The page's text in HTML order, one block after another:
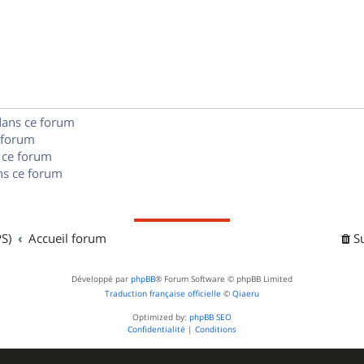
e
ce forum
forum
ce forum
Accueil forum
Développé par phpBB® Forum Software © phpBB Limited
Traduction française officielle © Qiaeru
Optimized by: phpBB SEO
Confidentialité | Conditions